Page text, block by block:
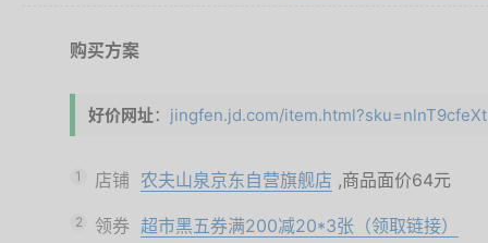
购买方案
好价网址： jingfen.jd.com/
1 店铺 农夫山泉京东自营旗舰店 ,商品面价64元
2 领券 超市黑五券满200减20*3张（领取链接）